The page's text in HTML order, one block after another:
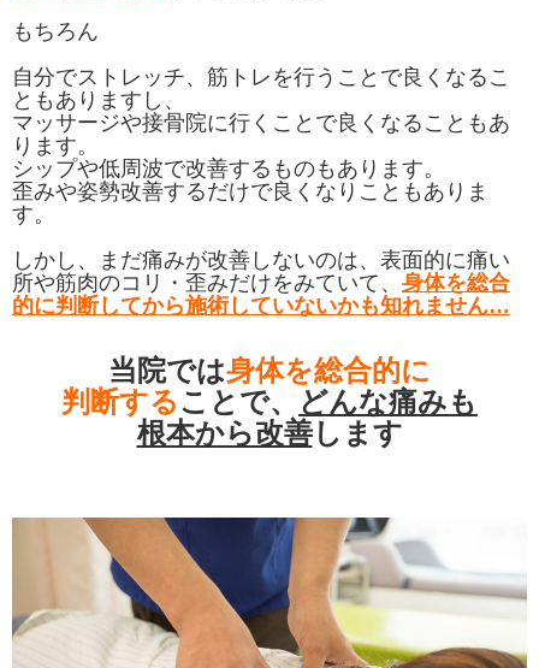
もちろん
自分でストレッチ、筋トレを行うことで良くなるこ
ともありますし、
マッサージや接骨院に行くことで良くなることもあ
ります。
シップや低周波で改善するものもあります。
歪みや姿勢改善するだけで良くなりこともありま
す。
しかし、まだ痛みが改善しないのは、表面的に痛い
所や筋肉のコリ・歪みだけをみていて、 身体を総合
的に判断してから施術していないかも知れません…
当院では身体を総合的に
判断することで、
どんな痛みも
根本から改善します